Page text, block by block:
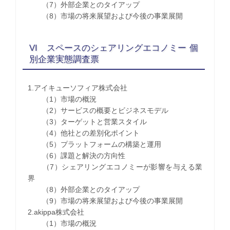
（7）外部企業とのタイアップ
（8）市場の将来展望および今後の事業展開
VI スペースのシェアリングエコノミー 個
別企業実態調査票
1.アイキューソフィア株式会社
（1）市場の概況
（2）サービスの概要とビジネスモデル
（3）ターゲットと営業スタイル
（4）他社との差別化ポイント
（5）プラットフォームの構築と運用
（6）課題と解決の方向性
（7）シェアリングエコノミーが影響を与える業
界
（8）外部企業とのタイアップ
（9）市場の将来展望および今後の事業展開
2.akippa株式会社
（1）市場の概況